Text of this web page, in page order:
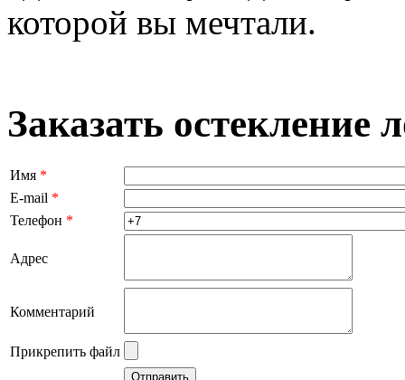
которой вы мечтали.
Заказать остекление
Имя *
E-mail *
Телефон *
Адрес
Комментарий
Прикрепить файл